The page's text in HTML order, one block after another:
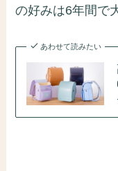
の好みは6年間で
あわせて読みたい